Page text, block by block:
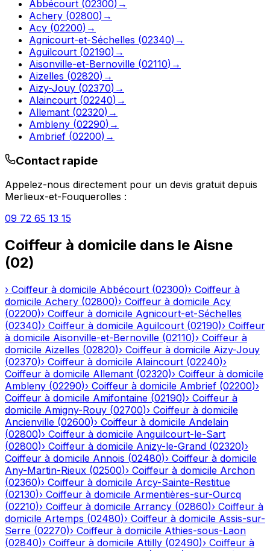
Abbécourt (02300) →
Achery (02800) →
Acy (02200) →
Agnicourt-et-Séchelles (02340) →
Aguilcourt (02190) →
Aisonville-et-Bernoville (02110) →
Aizelles (02820) →
Aizy-Jouy (02370) →
Alaincourt (02240) →
Allemant (02320) →
Ambleny (02290) →
Ambrief (02200) →
Contact rapide
Appelez-nous directement pour un devis gratuit depuis
Merlieux-et-Fouquerolles :
09 72 65 13 15
Coiffeur à domicile dans le Aisne
(02)
› Coiffeur à domicile Abbécourt (02300)› Coiffeur à
domicile Achery (02800)› Coiffeur à domicile Acy
(02200)› Coiffeur à domicile Agnicourt-et-Séchelles
(02340)› Coiffeur à domicile Aguilcourt (02190)› Coiffeur
à domicile Aisonville-et-Bernoville (02110)› Coiffeur à
domicile Aizelles (02820)› Coiffeur à domicile Aizy-Jouy
(02370)› Coiffeur à domicile Alaincourt (02240)›
Coiffeur à domicile Allemant (02320)› Coiffeur à domicile
Ambleny (02290)› Coiffeur à domicile Ambrief (02200)›
Coiffeur à domicile Amifontaine (02190)› Coiffeur à
domicile Amigny-Rouy (02700)› Coiffeur à domicile
Ancienville (02600)› Coiffeur à domicile Andelain
(02800)› Coiffeur à domicile Anguilcourt-le-Sart
(02800)› Coiffeur à domicile Anizy-le-Grand (02320)›
Coiffeur à domicile Annois (02480)› Coiffeur à domicile
Any-Martin-Rieux (02500)› Coiffeur à domicile Archon
(02360)› Coiffeur à domicile Arcy-Sainte-Restitue
(02130)› Coiffeur à domicile Armentières-sur-Ourcq
(02210)› Coiffeur à domicile Arrancy (02860)› Coiffeur à
domicile Artemps (02480)› Coiffeur à domicile Assis-sur-
Serre (02270)› Coiffeur à domicile Athies-sous-Laon
(02840)› Coiffeur à domicile Attilly (02490)› Coiffeur à